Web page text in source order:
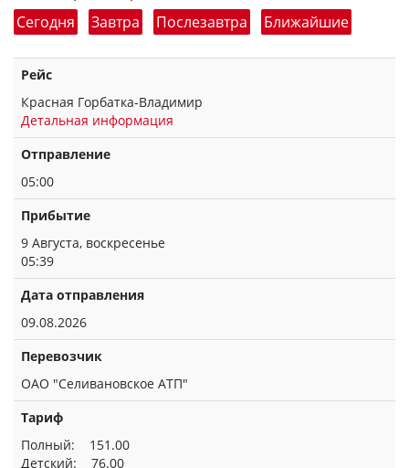
Сегодня
Завтра Послезавтра Ближайшие
Рейс
Красная Горбатка-Владимир
Детальная информация
Отправление
05:00
Прибытие
9 Августа, воскресенье
05:39
Дата отправления
09.08.2026
Перевозчик
ОАО "Селивановское АТП"
Тариф
Полный: 151.00
Детский: 76.00